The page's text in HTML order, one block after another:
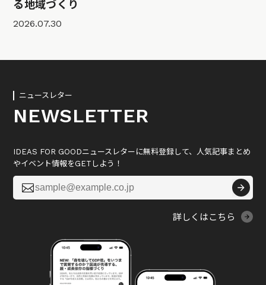
る地域づくり
2026.07.30
ニュースレター
NEWSLETTER
IDEAS FOR GOODニュースレターに無料登録して、人気記事まとめ
やイベント情報をGETしよう！

詳しくはこちら